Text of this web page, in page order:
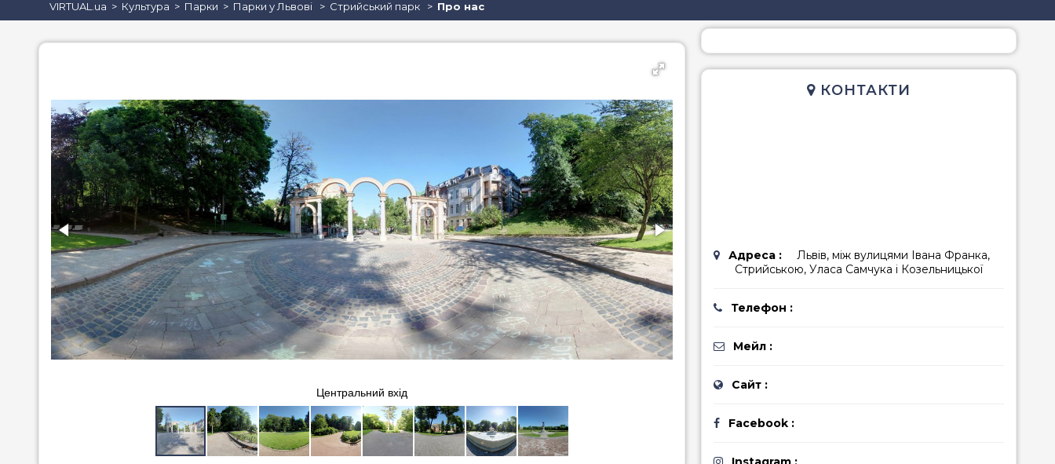
піца
суші
стейки
равлики
устриці
хінкалі
середземноморська
VIRTUAL.ua Культура Парки Парки у Львові Стрийський парк Про нас
Центральний вхід
КОНТАКТИ
Адреса :
Львів, між вулицями Івана Франка,
Стрийською, Уласа Самчука і Козельницької
Телефон :
Мейл :
Сайт :
Facebook :